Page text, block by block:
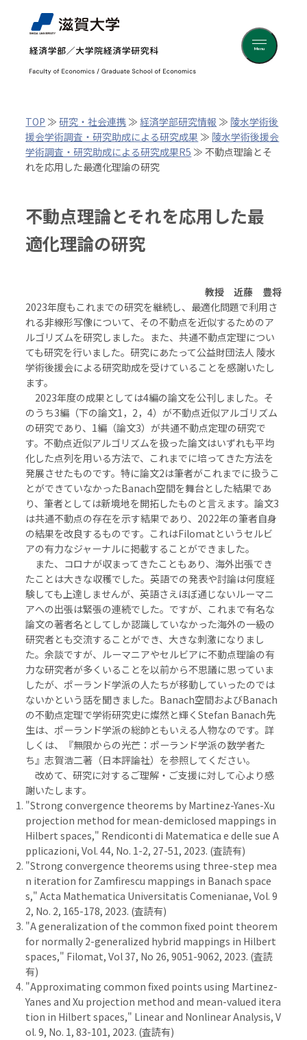
Menu
TOP ≫研究・社会連携 ≫経済学部研究情報 ≫ 陵水学術後
援会学術調査・研究助成による研究成果 ≫ 陵水学術後援会
学術調査・研究助成による研究成果R5 ≫ 不動点理論とそ
れを応用した最適化理論の研究
不動点理論とそれを応用した最
適化理論の研究
教授 近藤 豊将
2023年度もこれまでの研究を継続し、最適化問題で利用さ
れる非線形写像について、その不動点を近似するためのア
ルゴリズムを研究しました。また、共通不動点定理につい
ても研究を行いました。研究にあたって公益財団法人 陵水
学術後援会による研究助成を受けていることを感謝いたし
ます。
2023年度の成果としては4編の論文を公刊しました。そ
のうち3編（下の論文1，2，4）が不動点近似アルゴリズム
の研究であり、1編（論文3）が共通不動点定理の研究で
す。不動点近似アルゴリズムを扱った論文はいずれも平均
化した点列を用いる方法で、これまでに培ってきた方法を
発展させたものです。特に論文2は筆者がこれまでに扱うこ
とができていなかったBanach空間を舞台とした結果であ
り、筆者としては新境地を開拓したものと言えます。論文3
は共通不動点の存在を示す結果であり、2022年の筆者自身
の結果を改良するものです。これはFilomatというセルビ
アの有力なジャーナルに掲載することができました。
また、コロナが収まってきたこともあり、海外出張でき
たことは大きな収穫でした。英語での発表や討論は何度経
験しても上達しませんが、英語さえほぼ通じないルーマニ
アへの出張は緊張の連続でした。ですが、これまで有名な
論文の著者名としてしか認識していなかった海外の一級の
研究者とも交流することができ、大きな刺激になりまし
た。余談ですが、ルーマニアやセルビアに不動点理論の有
力な研究者が多くいることを以前から不思議に思っていま
したが、ポーランド学派の人たちが移動していったのでは
ないかという話を聞きました。Banach空間およびBanach
の不動点定理で学術研究史に燦然と輝くStefan Banach先
生は、ポーランド学派の総帥ともいえる人物なのです。詳
しくは、『無限からの光芒：ポーランド学派の数学者た
ち』志賀浩二著（日本評論社）を参照してください。
改めて、研究に対するご理解・ご支援に対して心より感
謝いたします。
"Strong convergence theorems by Martinez-Yanes-Xu
projection method for mean-demiclosed mappings in
Hilbert spaces," Rendiconti di Matematica e delle sue A
pplicazioni, Vol. 44, No. 1-2, 27-51, 2023. (査読有)
"Strong convergence theorems using three-step mea
n iteration for Zamfirescu mappings in Banach space
s," Acta Mathematica Universitatis Comenianae, Vol. 9
2, No. 2, 165-178, 2023. (査読有)
"A generalization of the common fixed point theorem
for normally 2-generalized hybrid mappings in Hilbert
spaces," Filomat, Vol 37, No 26, 9051-9062, 2023. (査読
有)
"Approximating common fixed points using Martinez-
Yanes and Xu projection method and mean-valued itera
tion in Hilbert spaces," Linear and Nonlinear Analysis, V
ol. 9, No. 1, 83-101, 2023. (査読有)